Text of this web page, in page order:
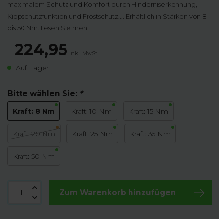
maximalem Schutz und Komfort durch Hinderniserkennung,
Kippschutzfunktion und Frostschutz.... Erhältlich in Stärken von 8
bis 50 Nm. Lesen Sie mehr
224,95 Inkl. MwSt.
Auf Lager
Bitte wählen Sie: *
Kraft: 8 Nm Kraft: 10 Nm Kraft: 15 Nm
Kraft: 20 Nm Kraft: 25 Nm Kraft: 35 Nm
Kraft: 50 Nm
Zum Warenkorb hinzufügen